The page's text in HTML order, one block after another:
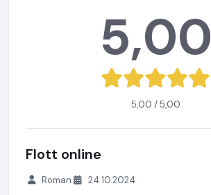
5,00
5,00 / 5,00
Flott online
Roman 24.10.2024